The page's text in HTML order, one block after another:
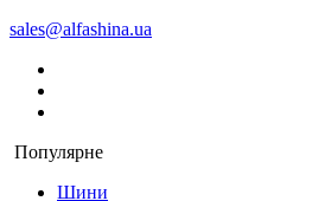
sales@alfashina.ua
Популярне
Шини